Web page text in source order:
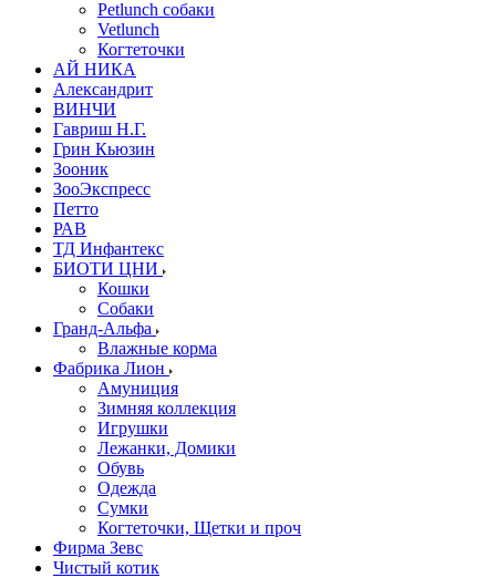
Petlunch собаки
Vetlunch
Когтеточки
АЙ НИКА
Александрит
ВИНЧИ
Гавриш Н.Г.
Грин Кьюзин
Зооник
ЗооЭкспресс
Петто
РАВ
ТД Инфантекс
БИОТИ ЦНИ
Кошки
Собаки
Гранд-Альфа
Влажные корма
Фабрика Лион
Амуниция
Зимняя коллекция
Игрушки
Лежанки, Домики
Обувь
Одежда
Сумки
Когтеточки, Щетки и проч
Фирма Зевс
Чистый котик